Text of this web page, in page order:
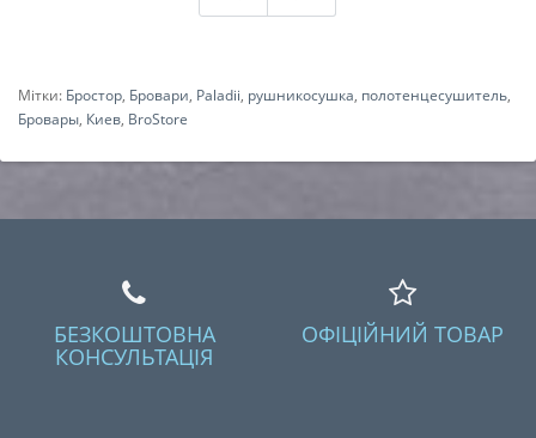
Мітки: Бростор, Бровари, Paladii, рушникосушка, полотенцесушитель,
Бровары, Киев, BroStore
БЕЗКОШТОВНА
КОНСУЛЬТАЦІЯ
ОФІЦІЙНИЙ ТОВАР